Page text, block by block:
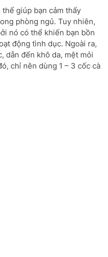
giúp bạn cảm thấy
phòng ngủ. Tuy nhiên,
nó có thể khiến bạn bồn
động tình dục. Ngoài ra,
dẫn đến khô da, mệt mỏi
chỉ nên dùng 1 – 3 cốc cà